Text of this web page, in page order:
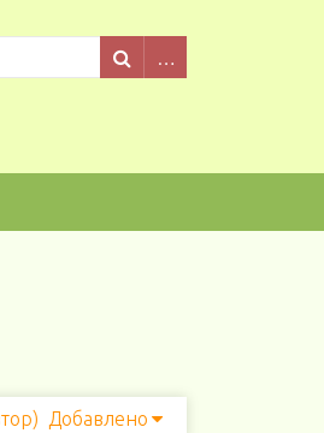
Добавлено